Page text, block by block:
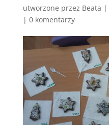
utworzone przez Beata |
| 0 komentarzy